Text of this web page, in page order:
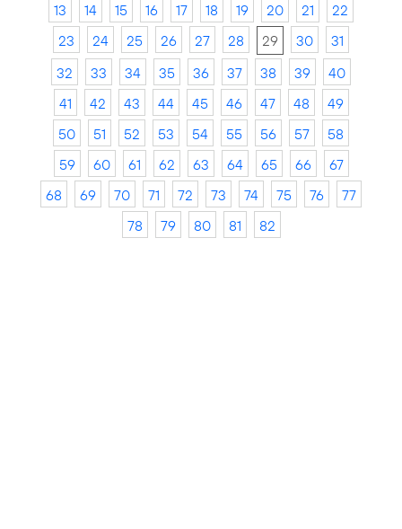
13
14 15 16 17 18 19 20 21
22
23
24 25 26 27 28 29 30
31
32
33 34 35 36 37 38 39
40
41
42 43 44 45 46 47 48
49
50
51 52 53 54 55 56 57
58
59
60 61 62 63 64 65 66
67
68
69 70 71 72 73 74 75 76
77
78
79 80 81 82